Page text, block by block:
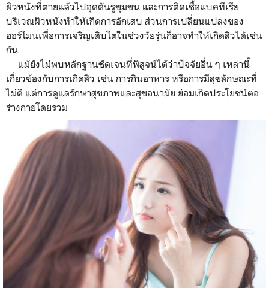
ผิวหนังที่ตายแล้วไปอุดตันรูขุมขน และการติดเชื้อแบคทีเรีย
บริเวณผิวหนังทำให้เกิดการอักเสบ ส่วนการเปลี่ยนแปลงของ
ฮอร์โมนเพื่อการเจริญเติบโตในช่วงวัยรุ่นก็อาจทำให้เกิดสิวได้เช่น
กัน
แม้ยังไม่พบหลักฐานชัดเจนที่พิสูจน์ได้ว่าปัจจัยอื่น ๆ เหล่านี้
เกี่ยวข้องกับการเกิดสิว เช่น การกินอาหาร หรือการมีสุขลักษณะที่
ไม่ดี แต่การดูแลรักษาสุขภาพและสุขอนามัย ย่อมเกิดประโยชน์ต่อ
ร่างกายโดยรวม